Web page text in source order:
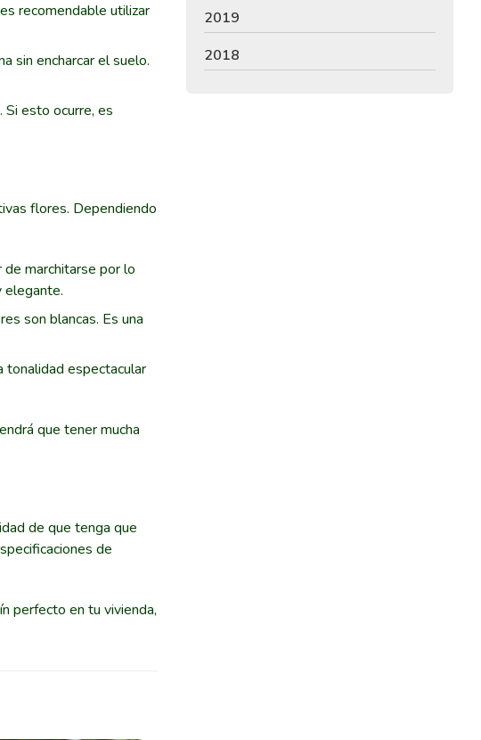
recomendable utilizar
sin encharcar el suelo.
Si esto ocurre, es
flores. Dependiendo
marchitarse por lo
elegante.
son blancas. Es una
tonalidad espectacular
que tener mucha
de que tenga que
de
perfecto en tu vivienda,
2019
2018